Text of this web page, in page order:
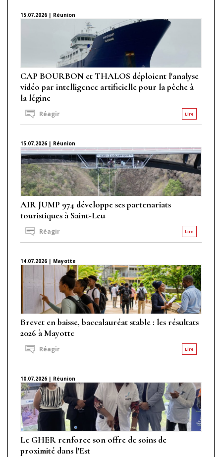
15.07.2026 | Réunion
CAP BOURBON et THALOS déploient l'analyse
vidéo par intelligence artificielle pour la pêche à
la légine
Lire
Réagir
15.07.2026 | Réunion
AIR JUMP 974 développe ses partenariats
touristiques à Saint-Leu
Lire
Réagir
14.07.2026 | Mayotte
Brevet en baisse, baccalauréat stable : les résultats
2026 à Mayotte
Lire
Réagir
10.07.2026 | Réunion
Le GHER renforce son offre de soins de
proximité dans l'Est